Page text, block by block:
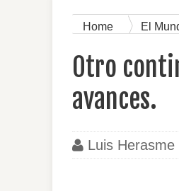
Home El
Otro
avances.
Luis Herasme